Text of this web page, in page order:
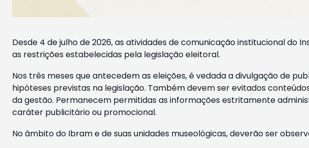
Desde 4 de julho de 2026, as atividades de comunicação institucional do
as restrições estabelecidas pela legislação eleitoral.
Nos três meses que antecedem as eleições, é vedada a divulgação de
hipóteses previstas na legislação. Também devem ser evitados
da gestão. Permanecem permitidas as informações estritamente
caráter publicitário ou promocional.
No âmbito do Ibram e de suas unidades museológicas, deverão ser